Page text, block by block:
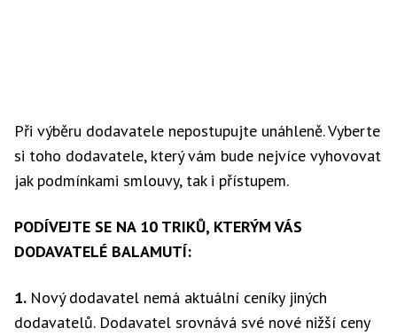
Při výběru dodavatele nepostupujte unáhleně. Vyberte
si toho dodavatele, který vám bude nejvíce vyhovovat
jak podmínkami smlouvy, tak i přístupem.
PODÍVEJTE SE NA 10 TRIKŮ, KTERÝM VÁS
DODAVATELÉ BALAMUTÍ:
1. Nový dodavatel nemá aktuální ceníky jiných
dodavatelů. Dodavatel srovnává své nové nižší ceny